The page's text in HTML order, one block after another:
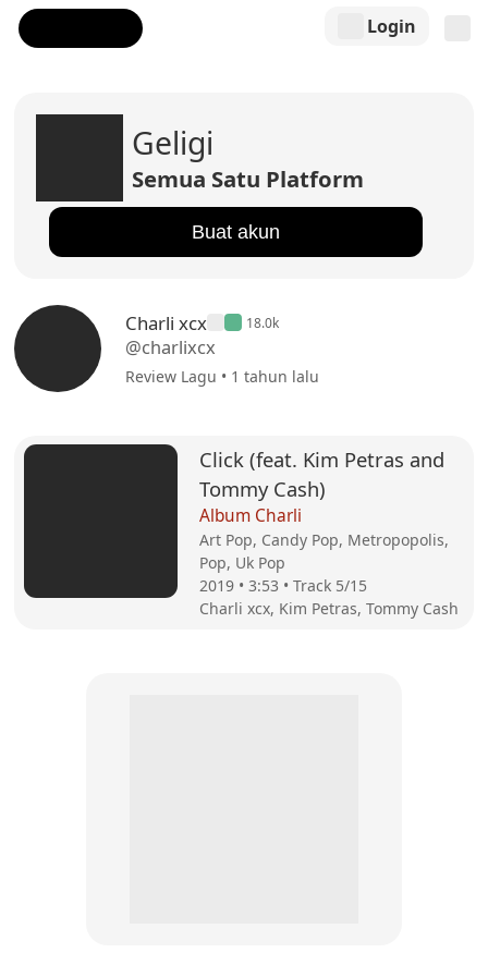
Login
Geligi
Semua Satu Platform
Buat akun
Charli xcx 18.0k
@charlixcx
Review Lagu • 1 tahun lalu
Click (feat. Kim Petras and
Tommy Cash)
Album Charli
Art Pop, Candy Pop, Metropopolis,
Pop, Uk Pop
2019 • 3:53 • Track 5/15
Charli xcx, Kim Petras, Tommy Cash